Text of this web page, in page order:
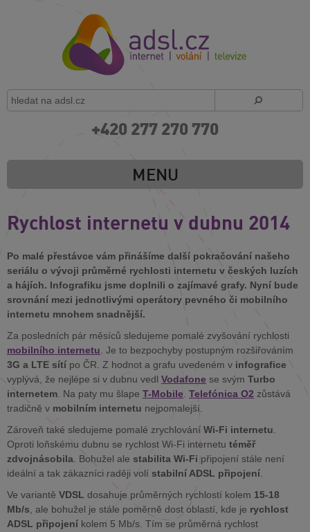
+420 277 270 770
MENU
Rychlost internetu v dubnu 2014
Po malé přestávce vám přinášíme další pokračování našeho
seriálu o vývoji průměrné rychlosti internetu v českých luzích
a hájích. Infografiku jsme doplnili o zajímavé grafy. Nyní bude
srovnání mezi jednotlivými operátory pevného či mobilního
internetu mnohem snadnější.
Za posledních pár měsíců sledujeme pomalé zvyšování rychlosti
mobilního internetu . Je to bezpochyby postupným rozšiřováním
3G a LTE sítí po ČR. Z hodnot a grafu uvedeném v infografice
vyplývá, že nejlépe si v dubnu vedl Vodafone se svým Turbo
internetem . Na paty mu šlape T-Mobile Telefónica O2 zůstává
tradičně v mobilním internetu nejpomalejší.
Zároveň také sledujeme pomalé zrychlování Wi-Fi internetu
Oproti loňskému dubnu se rychlost Wi-Fi internetu téměř
zdvojnásobila . Bohužel ale stabilita Wi-Fi připojení stále není
ideální a tak zákazníci raději volí stabilní ADSL připojení
Ve variantě VDSL dosahuje průměrných rychlostí kolem 15-18
Mb/s , ale bohužel je stále poměrně dost oblastí, kde je rychlost
ADSL připojení kolem 5 Mb/s. Tím se průměrná rychlost